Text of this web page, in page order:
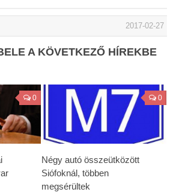
2017-02-27
A KÖVETKEZŐ HÍREKBE
0 0
Négy autó összeütközött
Siófoknál, többen
megsérültek